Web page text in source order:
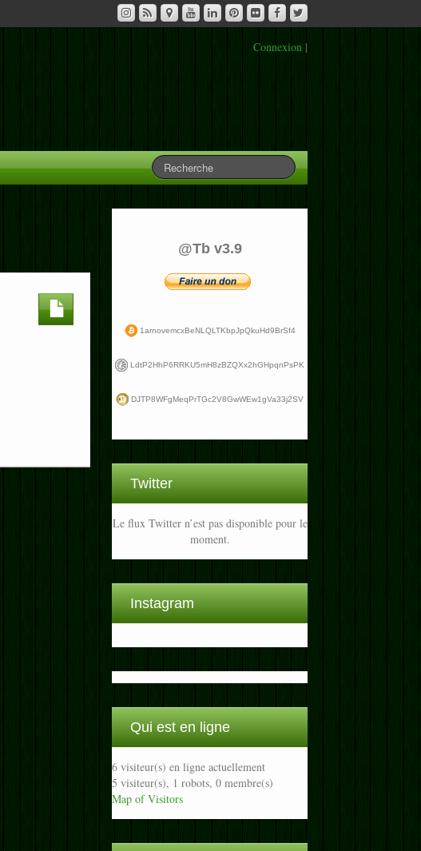
Connexion|
@Tb v3.9
1arnovemcxBeNLQLTKbpJpQkuHd9BrSf4
LdtP2HhP6RRKU5mH8zBZQXx2hGHpqnPsPK
DJTP8WFgMeqPrTGc2V8GwWEw1gVa33j2SV
Twitter
Le flux Twitter n’est pas disponible pour le
moment.
Instagram
Qui est en ligne
6 visiteur(s) en ligne actuellement
5 visiteur(s), 1 robots, 0 membre(s)
Map of Visitors